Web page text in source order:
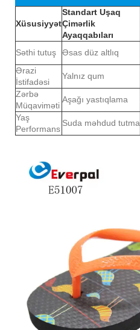
Xüsusiyyət
Standart Uşaq
Çimərlik
Ayaqqabıları
Səthi tutuş Əsas düz altlıq
Ərazi
İstifadəsi
Yalnız qum
Zərbə
Müqaviməti
Aşağı yastıqlama
Yaş
Performans
Suda məhdud tutma